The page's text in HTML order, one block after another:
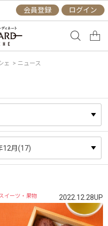
会員登録 ログイン
ェ > ニュース
イーツ・果物 2022.12.28UP